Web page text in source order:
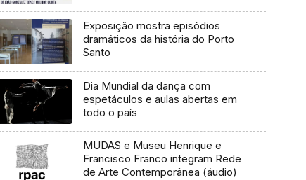
Exposição mostra episódios
dramáticos da história do Porto
Santo
Dia Mundial da dança com
espetáculos e aulas abertas em
todo o país
MUDAS e Museu Henrique e
Francisco Franco integram Rede
de Arte Contemporânea (áudio)